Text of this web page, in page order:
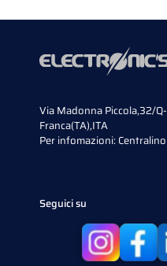
Via Madonna Piccola,32/
Franca(TA),ITA
Per infomazioni:
Seguici su